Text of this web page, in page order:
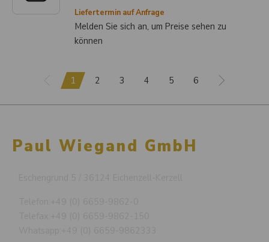
Liefertermin auf Anfrage
Melden Sie sich an, um Preise sehen zu
können
1 2 3 4 5 6
Paul Wiegand GmbH